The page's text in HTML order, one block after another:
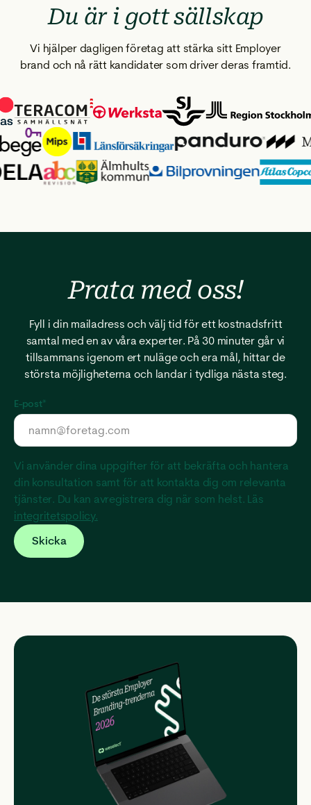
Du är i gott sällskap
Vi hjälper dagligen företag att stärka sitt Employer
brand och nå rätt kandidater som driver deras framtid.
Prata med oss!
Fyll i din mailadress och välj tid för ett kostnadsfritt
samtal med en av våra experter. På 30 minuter går vi
tillsammans igenom ert nuläge och era mål, hittar de
största möjligheterna och landar i tydliga nästa steg.
E-post*
Vi använder dina uppgifter för att bekräfta och hantera
din konsultation samt för att kontakta dig om relevanta
tjänster. Du kan avregistrera dig när som helst. Läs
integritetspolicy.